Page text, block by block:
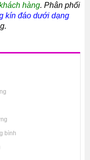
hàng. Phân phối
kín đáo dưới dạng
bình